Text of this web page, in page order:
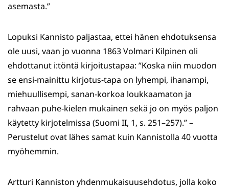
asemasta.”
Lopuksi Kannisto paljastaa, ettei hänen ehdotuksensa
ole uusi, vaan jo vuonna 1863 Volmari Kilpinen oli
ehdottanut i:töntä kirjoitustapaa: ”Koska niin muodon
se ensi-mainittu kirjotus-tapa on lyhempi, ihanampi,
miehuullisempi, sanan-korkoa loukkaamaton ja
rahvaan puhe-kielen mukainen sekä jo on myös paljon
käytetty kirjotelmissa (Suomi II, 1, s. 251–257).” –
Perustelut ovat lähes samat kuin Kannistolla 40 vuotta
myöhemmin.
Artturi Kanniston yhdenmukaisuusehdotus, jolla koko